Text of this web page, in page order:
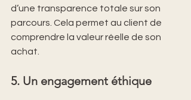
d’une transparence totale sur son
parcours. Cela permet au client de
comprendre la valeur réelle de son
achat.
5. Un engagement éthique